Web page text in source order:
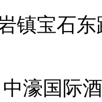
镇宝石
中濠国